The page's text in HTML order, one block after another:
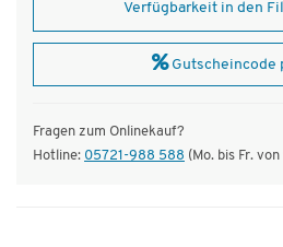
Verfügbarkeit in den
Gutscheincode
Fragen zum Onlinekauf?
Hotline: 05721-988 588 (Mo. bis Fr.